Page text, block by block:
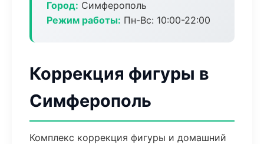
Город: Симферополь
Режим работы: Пн-Вс: 10:00-22:00
Коррекция фигуры в
Симферополь
Комплекс коррекция фигуры и домашний